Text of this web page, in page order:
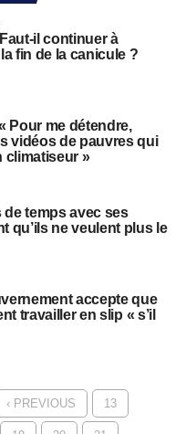
il continuer à
fin de la canicule ?
Pour me détendre,
vidéos de pauvres qui
climatiseur »
de temps avec ses
qu’ils ne veulent plus le
accepte que
travailler en slip « s’il
‹ PREVIOUS 13